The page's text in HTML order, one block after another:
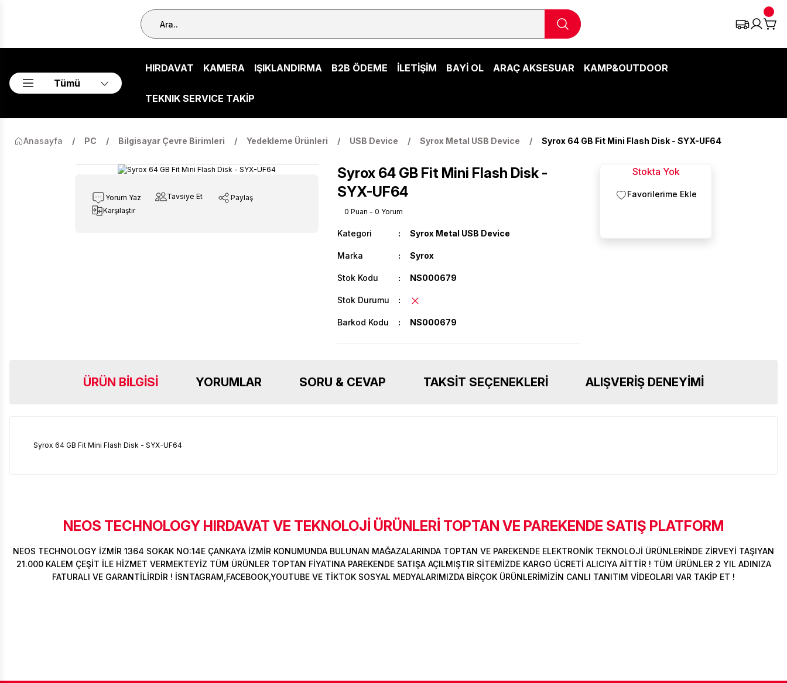
Tümü
HIRDAVAT KAMERA IŞIKLANDIRMA B2B ÖDEME İLETİŞİM BAYİ OL ARAÇ AKSESUAR KAMP&OUTDOOR
TEKNIK SERVICE TAKİP
Anasayfa PC Bilgisayar Çevre Birimleri Yedekleme Ürünleri USB Device Syrox Metal USB Device Syrox 64 GB Fit Mini Flash Disk - SYX-UF64
Yorum Yaz Tavsiye Et
Paylaş
Karşılaştır
Syrox 64 GB Fit Mini Flash Disk -
SYX-UF64
0 Puan - 0 Yorum
Kategori Syrox Metal USB Device
Marka Syrox
Stok Kodu NS000679
Stok Durumu
Barkod Kodu NS000679
Stokta Yok
ÜRÜN BILGISI YORUMLAR SORU & CEVAP TAKSIT SEÇENEKLERI ALIŞVERIŞ DENEYIMI
Syrox 64 GB Fit Mini Flash Disk - SYX-UF64
Bu ürüne ilk yorumu siz yapın!
Yorum Yaz
Ürün hakkında henüz soru sorulmamış.
Soru Sor
Sitemize ilk yorumu siz yapın!
Deneyimini Paylaş
NEOS TECHNOLOGY HIRDAVAT VE TEKNOLOJİ ÜRÜNLERİ TOPTAN VE PAREKENDE SATIŞ PLATFORM
NEOS TECHNOLOGY İZMİR 1364 SOKAK NO:14E ÇANKAYA İZMİR KONUMUNDA BULUNAN MAĞAZALARINDA TOPTAN VE PAREKENDE ELEKTRONİK TEKNOLOJİ ÜRÜNLERİNDE ZİRVEYİ TAŞIYAN
21.000 KALEM ÇEŞİT İLE HİZMET VERMEKTEYİZ TÜM ÜRÜNLER TOPTAN FİYATINA PAREKENDE SATIŞA AÇILMIŞTIR SİTEMİZDE KARGO ÜCRETİ ALICIYA AİTTİR ! TÜM ÜRÜNLER 2 YIL ADINIZA
FATURALI VE GARANTİLİRDİR ! İSNTAGRAM,FACEBOOK,YOUTUBE VE TİKTOK SOSYAL MEDYALARIMIZDA BİRÇOK ÜRÜNLERİMİZİN CANLI TANITIM VİDEOLARI VAR TAKİP ET !